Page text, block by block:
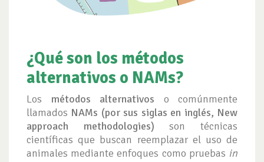
¿Qué son los métodos
alternativos o NAMs?
Los métodos alternativos o comúnmente
llamados NAMs (por sus siglas en inglés, New
approach methodologies) son técnicas
científicas que buscan reemplazar el uso de
animales mediante enfoques como pruebas in